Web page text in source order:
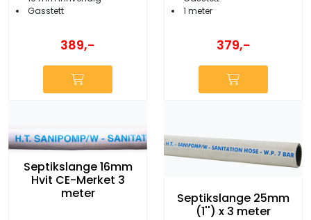
Gasstett
389,-
1 meter
379,-
Septikslange 16mm
Hvit CE-Merket 3
meter
Septikslange 25mm
(1'') x 3 meter